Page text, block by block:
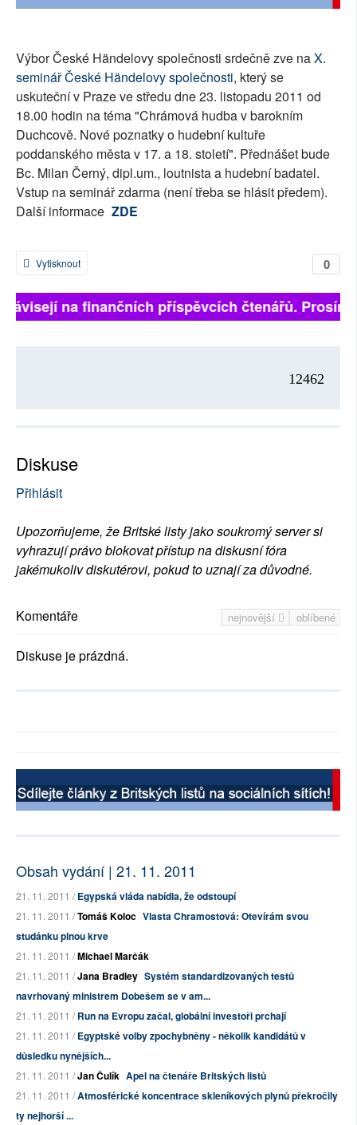
RUBRIKY
PLNÁ VERZE STRÁNEK
Výbor České Händelovy společnosti srdečně zve naX.
seminář České Händelovy společnosti, který se
uskuteční v Praze ve středu dne 23. listopadu 2011 od
18.00 hodin na téma "Chrámová hudba v barokním
Duchcově. Nové poznatky o hudební kultuře
poddanského města v 17. a 18. století". Přednášet bude
Bc. Milan Černý, dipl.um., loutnista a hudební badatel.
Vstup na seminář zdarma (není třeba se hlásit předem).
Další informace ZDE
0
Vytisknout
na finančních příspěvcích čtenářů.
12462
Diskuse
Přihlásit
Upozorňujeme, že Britské listy jako soukromý server si
vyhrazují právo blokovat přístup na diskusní fóra
jakémukoliv diskutérovi, pokud to uznají za důvodné.
nejnovější oblíbené
Komentáře
Diskuse je prázdná.
Obsah vydání | 21. 11. 2011
21. 11. 2011 /Egypská vláda nabídla, že odstoupí
21. 11. 2011 /Tomáš Koloc Vlasta Chramostová: Otevírám svou
studánku plnou krve
21. 11. 2011 /Michael Marčák
21. 11. 2011 /Jana Bradley Systém standardizovaných testů
navrhovaný ministrem Dobešem se v am...
21. 11. 2011 /Run na Evropu začal, globální investoři prchají
21. 11. 2011 /Egyptské volby zpochybněny - několik kandidátů v
důsledku nynějších...
21. 11. 2011 /Jan Čulík Apel na čtenáře Britských listů
21. 11. 2011 /Atmosférické koncentrace skleníkových plynů překročily
ty nejhorší ...